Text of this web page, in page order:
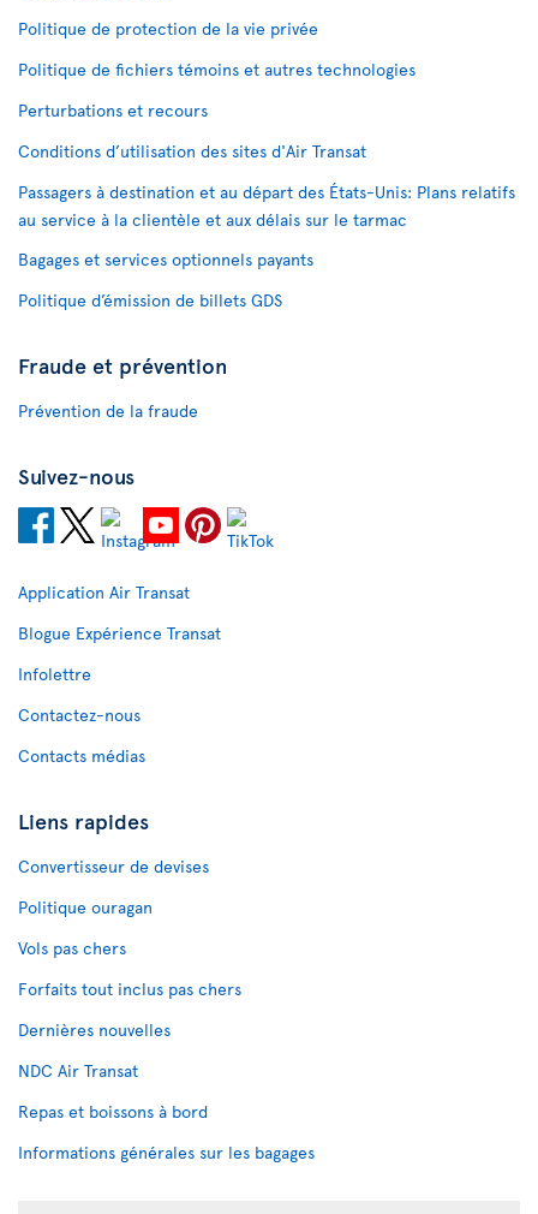
Politique de protection de la vie privée
Politique de fichiers témoins et autres technologies
Perturbations et recours
Conditions d’utilisation des sites d'Air Transat
Passagers à destination et au départ des États-Unis: Plans relatifs
au service à la clientèle et aux délais sur le tarmac
Bagages et services optionnels payants
Politique d’émission de billets GDS
Fraude et prévention
Prévention de la fraude
Suivez-nous
Application Air Transat
Blogue Expérience Transat
Infolettre
Contactez-nous
Contacts médias
Liens rapides
Convertisseur de devises
Politique ouragan
Vols pas chers
Forfaits tout inclus pas chers
Dernières nouvelles
NDC Air Transat
Repas et boissons à bord
Informations générales sur les bagages